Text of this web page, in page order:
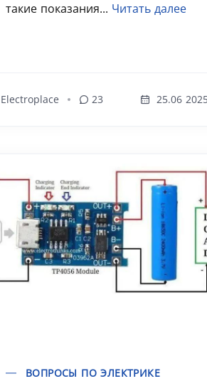
такие показания... Читать далее
Electroplace 23 25.06
ВОПРОСЫ ПО ЭЛЕКТРИКЕ